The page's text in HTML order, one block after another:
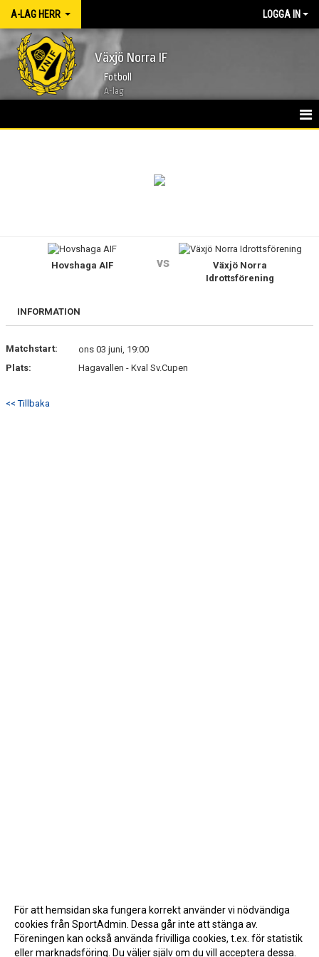
A-LAG HERR LOGGA IN
Växjö Norra IF
Fotboll
A-lag
BILDGALLERI
MATCHER
Hovshaga AIF vs
Växjö Norra
Idrottsförening
INFORMATION
Matchstart:
ons 03 juni, 19:00
Plats:
Hagavallen - Kval Sv.Cupen
<< Tillbaka
För att hemsidan ska fungera korrekt använder vi nödvändiga
cookies från SportAdmin. Dessa går inte att stänga av.
Föreningen kan också använda frivilliga cookies, t.ex. för statistik
eller marknadsföring. Du väljer själv om du vill acceptera dessa.